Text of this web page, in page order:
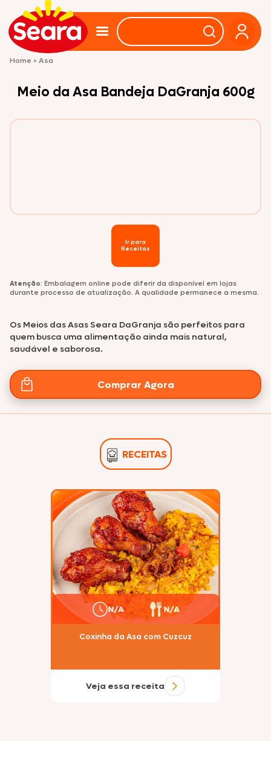
Home > Asa
Meio da Asa Bandeja DaGranja 600g
Ir para
Receitas
Atenção: Embalagem online pode diferir da disponível em lojas
durante processo de atualização. A qualidade permanece a mesma.
Os Meios das Asas Seara DaGranja são perfeitos para
quem busca uma alimentação ainda mais natural,
saudável e saborosa.
Comprar Agora
RECEITAS
N/A N/A
Coxinha da Asa com Cuzcuz
Veja essa receita